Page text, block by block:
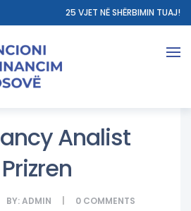
25 VJET NË SHËRBIMIN TUAJ!
Analist
BY:ADMIN 0 COMMENTS